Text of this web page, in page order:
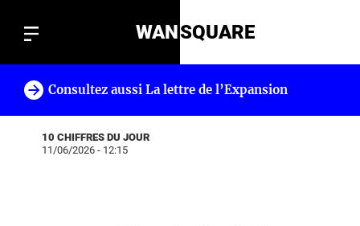
WANSQUARE
Consultez aussi La lettre de l’Expansion
10 CHIFFRES DU JOUR
11/06/2026 - 12:15